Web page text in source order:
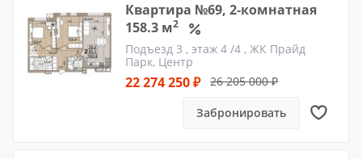
Квартира №69, 2-комнатная
158.3 м2
Подъезд 3 , этаж 4 /4 , ЖК Прайд
Парк, Центр
22 274 250 ₽ 26 205 000 ₽
Забронировать